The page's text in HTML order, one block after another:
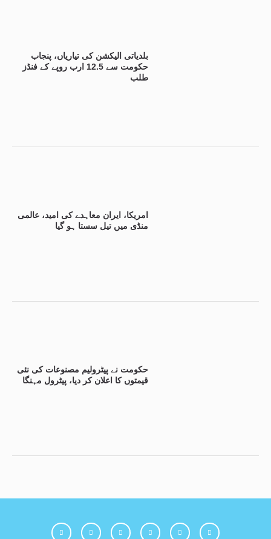
بلدیاتی الیکشن کی تیاریاں، پنجاب
حکومت سے 12.5 ارب روپے کے فنڈز
طلب
امریکا، ایران معاہدے کی امید، عالمی
منڈی میں تیل سستا ہو گیا
حکومت نے پیٹرولیم مصنوعات کی نئی
قیمتوں کا اعلان کر دیا، پیٹرول مہنگا